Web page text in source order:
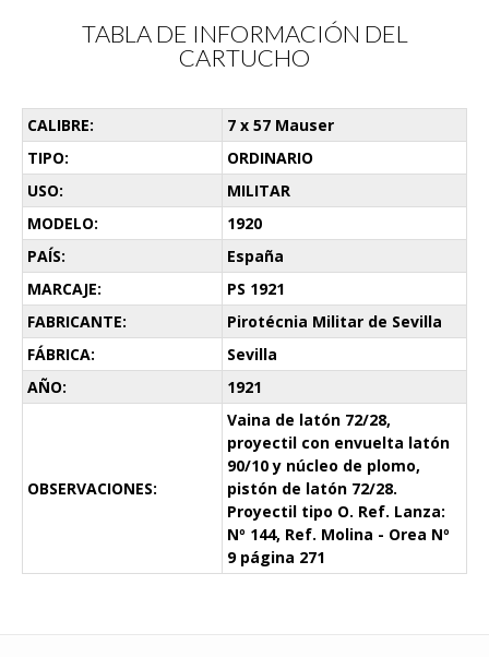
TABLA DE INFORMACIÓN DEL
CARTUCHO
CALIBRE:
7 x 57 Mauser
TIPO:
ORDINARIO
USO:
MILITAR
MODELO:
1920
PAÍS:
España
MARCAJE:
PS 1921
FABRICANTE:
Pirotécnia Militar de Sevilla
FÁBRICA:
Sevilla
AÑO:
1921
OBSERVACIONES:
Vaina de latón 72/28,
proyectil con envuelta latón
90/10 y núcleo de plomo,
pistón de latón 72/28.
Proyectil tipo O. Ref. Lanza:
Nº 144, Ref. Molina - Orea Nº
9 página 271